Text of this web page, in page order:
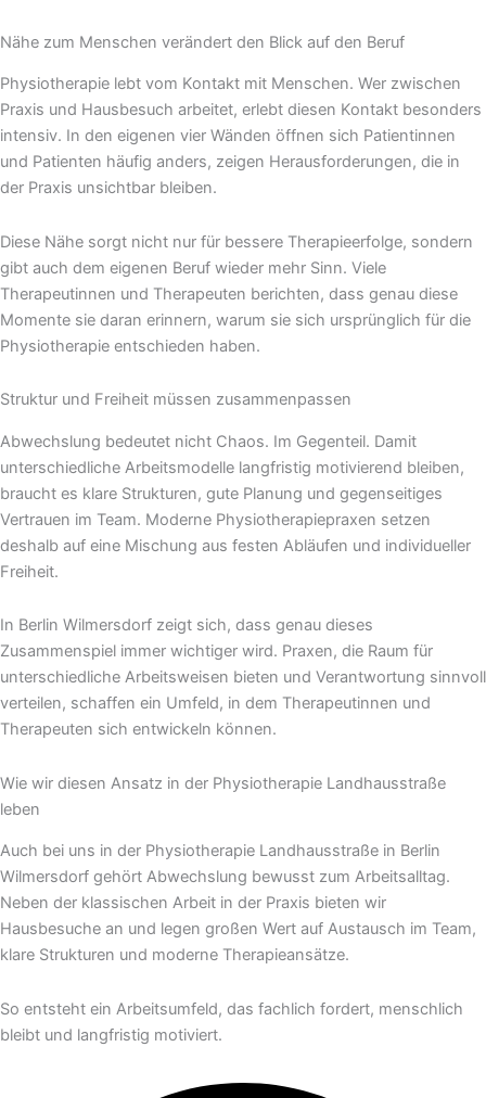
Nähe zum Menschen verändert den Blick auf den Beruf
Physiotherapie lebt vom Kontakt mit Menschen. Wer zwischen
Praxis und Hausbesuch arbeitet, erlebt diesen Kontakt besonders
intensiv. In den eigenen vier Wänden öffnen sich Patientinnen
und Patienten häufig anders, zeigen Herausforderungen, die in
der Praxis unsichtbar bleiben.
Diese Nähe sorgt nicht nur für bessere Therapieerfolge, sondern
gibt auch dem eigenen Beruf wieder mehr Sinn. Viele
Therapeutinnen und Therapeuten berichten, dass genau diese
Momente sie daran erinnern, warum sie sich ursprünglich für die
Physiotherapie entschieden haben.
Struktur und Freiheit müssen zusammenpassen
Abwechslung bedeutet nicht Chaos. Im Gegenteil. Damit
unterschiedliche Arbeitsmodelle langfristig motivierend bleiben,
braucht es klare Strukturen, gute Planung und gegenseitiges
Vertrauen im Team. Moderne Physiotherapiepraxen setzen
deshalb auf eine Mischung aus festen Abläufen und individueller
Freiheit.
In Berlin Wilmersdorf zeigt sich, dass genau dieses
Zusammenspiel immer wichtiger wird. Praxen, die Raum für
unterschiedliche Arbeitsweisen bieten und Verantwortung sinnvoll
verteilen, schaffen ein Umfeld, in dem Therapeutinnen und
Therapeuten sich entwickeln können.
Wie wir diesen Ansatz in der Physiotherapie Landhausstraße
leben
Auch bei uns in der Physiotherapie Landhausstraße in Berlin
Wilmersdorf gehört Abwechslung bewusst zum Arbeitsalltag.
Neben der klassischen Arbeit in der Praxis bieten wir
Hausbesuche an und legen großen Wert auf Austausch im Team,
klare Strukturen und moderne Therapieansätze.
So entsteht ein Arbeitsumfeld, das fachlich fordert, menschlich
bleibt und langfristig motiviert.